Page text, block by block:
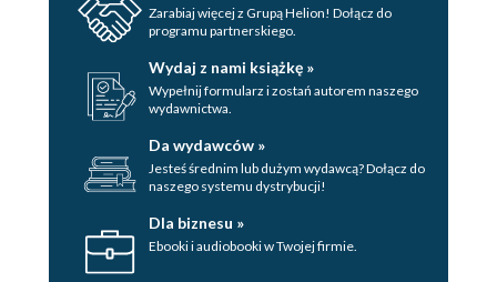
Zarabiaj więcej z Grupą Helion! Dołącz do
programu partnerskiego.
Wydaj z nami książkę »
Wypełnij formularz i zostań autorem naszego
wydawnictwa.
Da wydawców »
Jesteś średnim lub dużym wydawcą? Dołącz do
naszego systemu dystrybucji!
Dla biznesu »
Ebooki i audiobooki w Twojej firmie.